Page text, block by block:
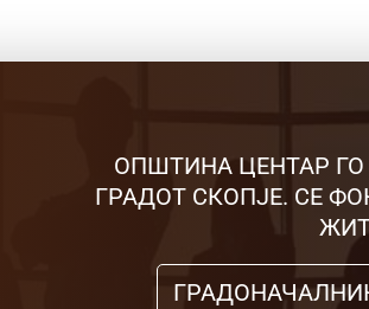
ОПШТИНА ЦЕНТАР
ГРАДОТ СКОПЈЕ. СЕ